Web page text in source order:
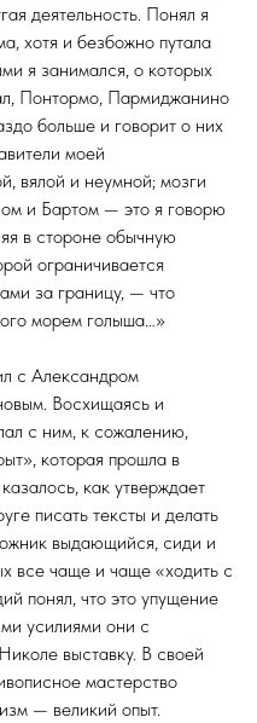
деятельность. Понял я
хотя и безбожно путала
я занимался, о которых
Понтормо, Пармиджанино
больше и говорит о них
моей
вялой и неумной; мозги
и Бартом — это я говорю
в стороне обычную
ограничивается
за границу, — что
морем голыша…»
с Александром
Восхищаясь и
с ним, к сожалению,
которая прошла в
как утверждает
писать тексты и делать
выдающийся, сиди и
все чаще и чаще «ходить с
понял, что это упущение
усилиями они с
выставку. В своей
мастерство
— великий опыт.